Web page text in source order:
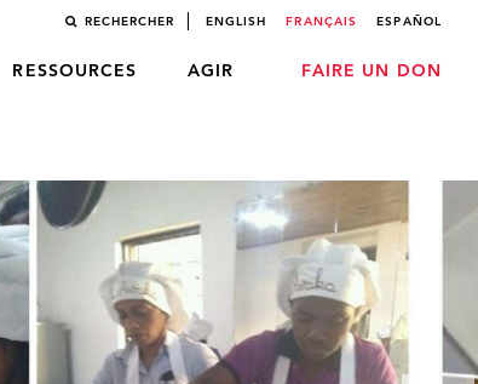
RECHERCHER ENGLISH FRANÇAIS ESPAÑOL
RESSOURCES AGIR FAIRE UN DON